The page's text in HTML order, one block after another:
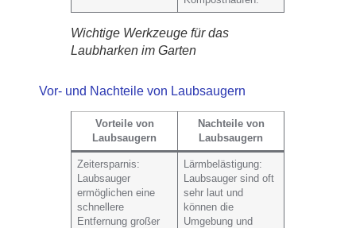
Wichtige Werkzeuge für das
Laubharken im Garten
Vor- und Nachteile von Laubsaugern
Vorteile von
Laubsaugern
Nachteile von
Laubsaugern
Zeitersparnis:
Laubsauger
ermöglichen eine
schnellere
Entfernung großer
Lärmbelästigung:
Laubsauger sind oft
sehr laut und
können die
Umgebung und